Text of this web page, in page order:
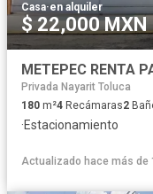
Casa·en alquiler
$ 22,000 MXN
METEPEC RENTA
Privada Nayarit Toluca
180 m²4 Recámaras2
·Estacionamiento
Actualizado hace más de